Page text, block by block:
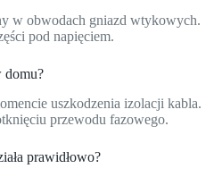
w obwodach gniazd wtykowych.
pod napięciem.
domu?
uszkodzenia izolacji kabla.
przewodu fazowego.
prawidłowo?